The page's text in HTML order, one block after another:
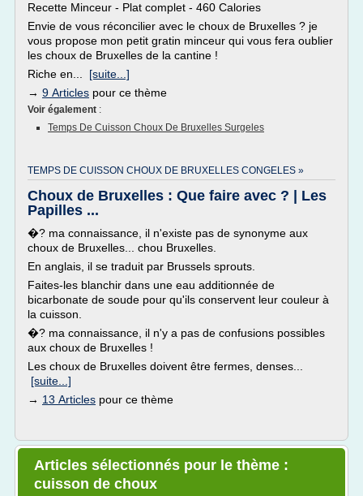
Recette Minceur - Plat complet - 460 Calories
Envie de vous réconcilier avec le choux de Bruxelles ? je
vous propose mon petit gratin minceur qui vous fera oublier
les choux de Bruxelles de la cantine !
Riche en... [suite...]
→ 9 Articles pour ce thème
Voir également :
Temps De Cuisson Choux De Bruxelles Surgeles
TEMPS DE CUISSON CHOUX DE BRUXELLES CONGELES »
Choux de Bruxelles : Que faire avec ? | Les
Papilles ...
�? ma connaissance, il n'existe pas de synonyme aux
choux de Bruxelles... chou Bruxelles.
En anglais, il se traduit par Brussels sprouts.
Faites-les blanchir dans une eau additionnée de
bicarbonate de soude pour qu'ils conservent leur couleur à
la cuisson.
�? ma connaissance, il n'y a pas de confusions possibles
aux choux de Bruxelles !
Les choux de Bruxelles doivent être fermes, denses...
[suite...]
→ 13 Articles pour ce thème
Articles sélectionnés pour le thème :
cuisson de choux